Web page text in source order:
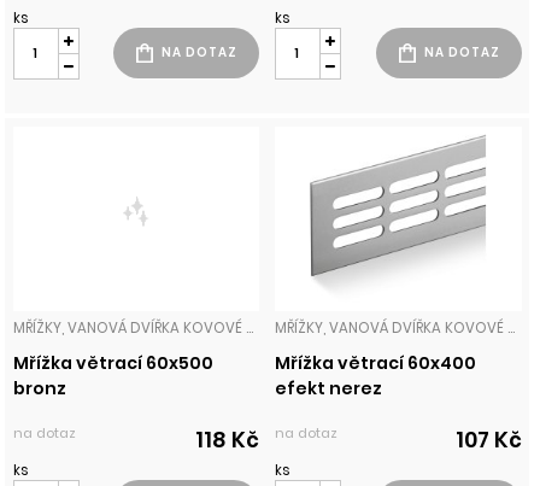
ks ks
MŘÍŽKY, VANOVÁ DVÍŘKA KOVOVÉ MŘÍŽKY
Mřížka větrací 60x500
bronz
na dotaz 118 Kč
ks
MŘÍŽKY, VANOVÁ DVÍŘKA KOVOVÉ MŘÍŽKY
Mřížka větrací 60x400
efekt nerez
na dotaz 107 Kč
ks